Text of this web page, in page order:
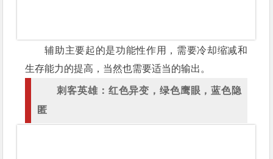
辅助主要起的是功能性作用，需要冷却缩减和
生存能力的提高，当然也需要适当的输出。
刺客英雄：红色异变，绿色鹰眼，蓝色隐
匿